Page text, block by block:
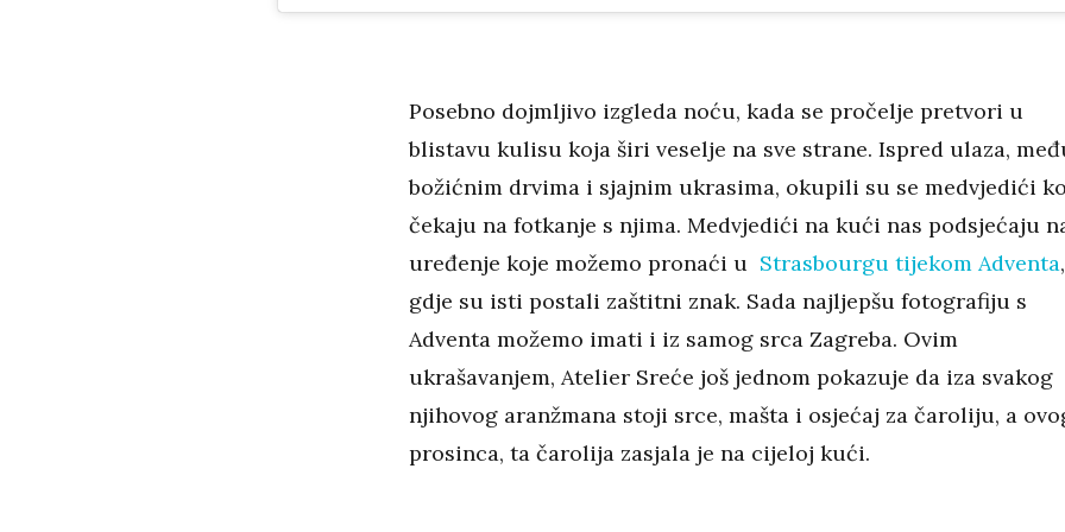
Posebno dojmljivo izgleda noću, kada se pročelje pretvori u
blistavu kulisu koja širi veselje na sve strane. Ispred ulaza,
božićnim drvima i sjajnim ukrasima, okupili su se medvjedići
čekaju na fotkanje s njima. Medvjedići na kući nas podsjećaju
uređenje koje možemo pronaći u Strasbourgu tijekom Adventa,
gdje su isti postali zaštitni znak. Sada najljepšu fotografiju s
Adventa možemo imati i iz samog srca Zagreba. Ovim
ukrašavanjem, Atelier Sreće još jednom pokazuje da iza svakog
njihovog aranžmana stoji srce, mašta i osjećaj za čaroliju, a
prosinca, ta čarolija zasjala je na cijeloj kući.